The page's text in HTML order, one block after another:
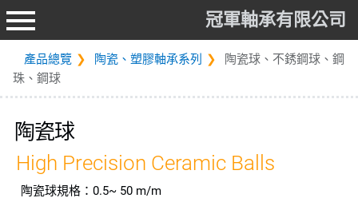
冠軍軸承有限公司
產品總覽 陶瓷、塑膠軸承系列
陶瓷球、不銹鋼球、鋼
珠、鋼球
陶瓷球
High Precision Ceramic Balls
陶瓷球規格：0.5~ 50 m/m